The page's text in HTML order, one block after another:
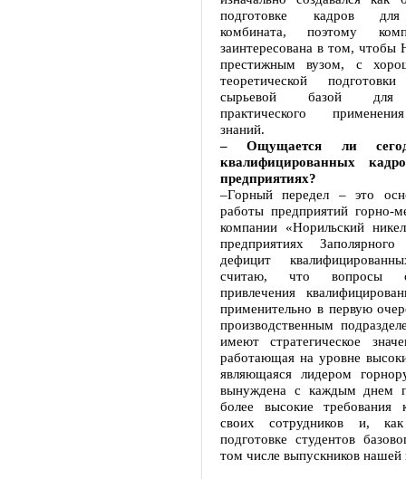
подготовке кадров для
комбината, поэтому
заинтересована в том,
престижным вузом, с
теоретической
сырьевой базой для
практического
знаний.
– Ощущается ли
квалифицированных
предприятиях?
–Горный передел – это
работы предприятий горно-
компании «Норильский
предприятиях
дефицит
считаю, что вопросы
привлечения
применительно в первую
производственным
имеют стратегическое
работающая на уровне
являющаяся лидером
вынуждена с каждым днем
более высокие требования
своих сотрудников и,
подготовке студентов
том числе выпускников